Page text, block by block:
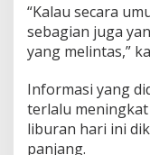
“Kalau secara
sebagian juga
yang melintas,”
Informasi yang
terlalu
liburan hari ini
panjang.